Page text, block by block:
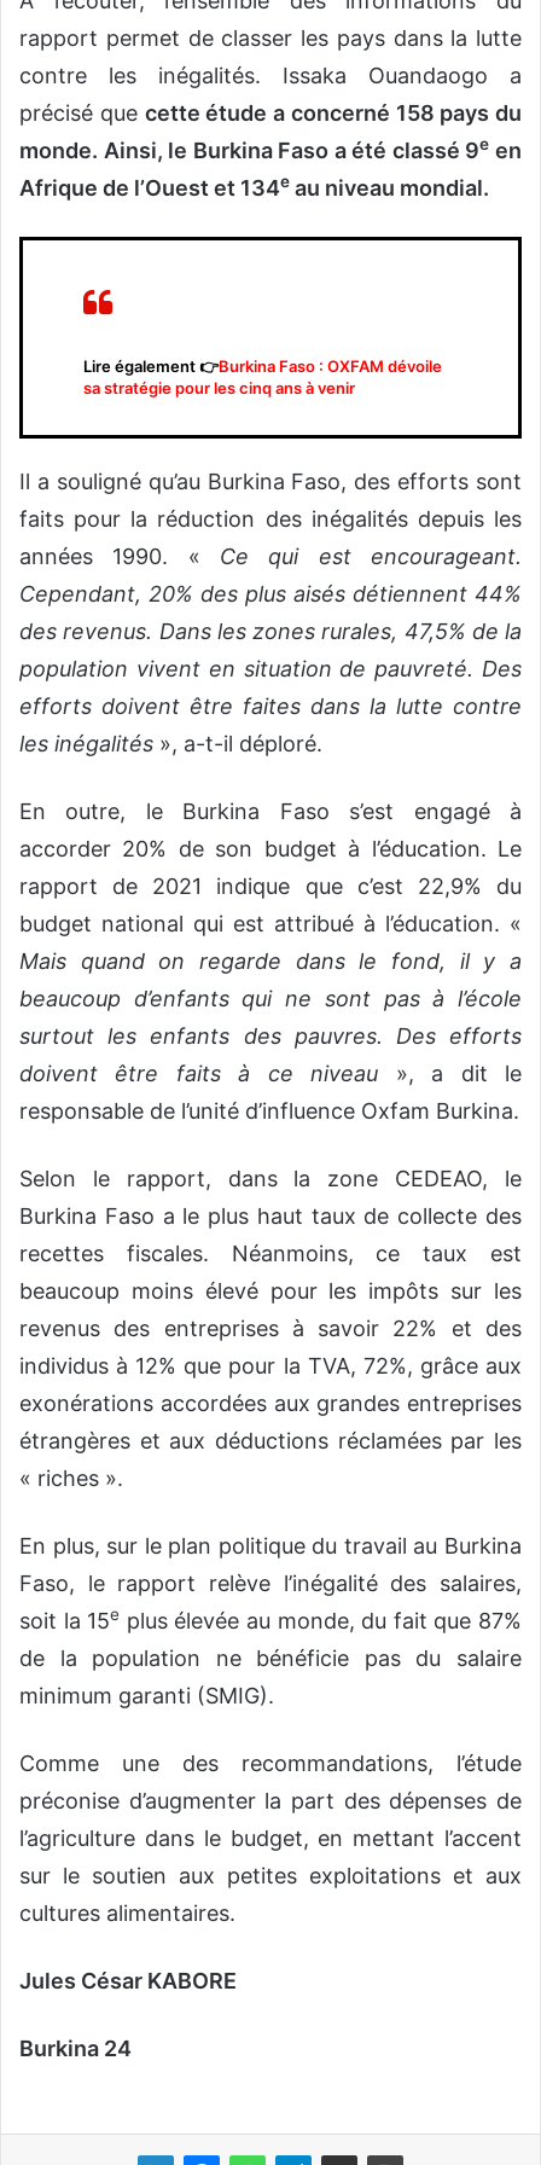
rapport permet de classer les pays dans la lutte
contre les inégalités. Issaka Ouandaogo a
précisé que cette étude a concerné 158 pays du
monde. Ainsi, le Burkina Faso a été classé 9e en
Afrique de l’Ouest et 134e au niveau mondial.
Lire également 👉Burkina Faso : OXFAM dévoile
sa stratégie pour les cinq ans à venir
Il a souligné qu’au Burkina Faso, des efforts sont
faits pour la réduction des inégalités depuis les
années 1990. « Ce qui est encourageant.
Cependant, 20% des plus aisés détiennent 44%
des revenus. Dans les zones rurales, 47,5% de la
population vivent en situation de pauvreté. Des
efforts doivent être faites dans la lutte contre
les inégalités », a-t-il déploré.
En outre, le Burkina Faso s’est engagé à
accorder 20% de son budget à l’éducation. Le
rapport de 2021 indique que c’est 22,9% du
budget national qui est attribué à l’éducation. «
Mais quand on regarde dans le fond, il y a
beaucoup d’enfants qui ne sont pas à l’école
surtout les enfants des pauvres. Des efforts
doivent être faits à ce niveau », a dit le
responsable de l’unité d’influence Oxfam Burkina.
Selon le rapport, dans la zone CEDEAO, le
Burkina Faso a le plus haut taux de collecte des
recettes fiscales. Néanmoins, ce taux est
beaucoup moins élevé pour les impôts sur les
revenus des entreprises à savoir 22% et des
individus à 12% que pour la TVA, 72%, grâce aux
exonérations accordées aux grandes entreprises
étrangères et aux déductions réclamées par les
« riches ».
En plus, sur le plan politique du travail au Burkina
Faso, le rapport relève l’inégalité des salaires,
soit la 15e plus élevée au monde, du fait que 87%
de la population ne bénéficie pas du salaire
minimum garanti (SMIG).
Comme une des recommandations, l’étude
préconise d’augmenter la part des dépenses de
l’agriculture dans le budget, en mettant l’accent
sur le soutien aux petites exploitations et aux
cultures alimentaires.
Jules César KABORE
Burkina 24